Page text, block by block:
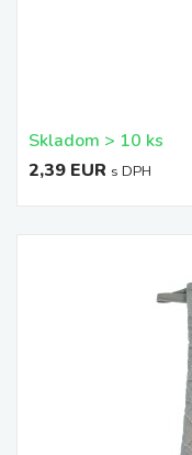
Skladom > 10 ks
2,39 EUR s DPH